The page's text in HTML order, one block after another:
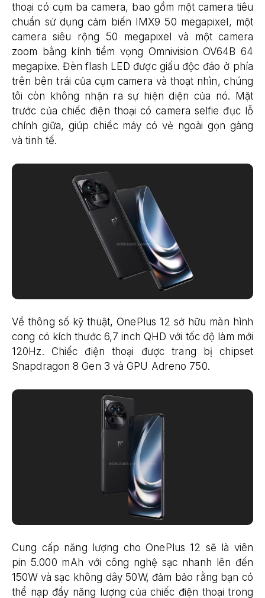
thoại có cụm ba camera, bao gồm một camera tiêu
chuẩn sử dụng cảm biến IMX9 50 megapixel, một
camera siêu rộng 50 megapixel và một camera
zoom bằng kính tiềm vọng Omnivision OV64B 64
megapixe. Đèn flash LED được giấu độc đáo ở phía
trên bên trái của cụm camera và thoạt nhìn, chúng
tôi còn không nhận ra sự hiện diện của nó. Mặt
trước của chiếc điện thoại có camera selfie đục lỗ
chính giữa, giúp chiếc máy có vẻ ngoài gọn gàng
và tinh tế.
Về thông số kỹ thuật, OnePlus 12 sở hữu màn hình
cong có kích thước 6,7 inch QHD với tốc độ làm mới
120Hz. Chiếc điện thoại được trang bị chipset
Snapdragon 8 Gen 3 và GPU Adreno 750.
Cung cấp năng lượng cho OnePlus 12 sẽ là viên
pin 5.000 mAh với công nghệ sạc nhanh lên đến
150W và sạc không dây 50W, đảm bảo rằng bạn có
thể nạp đầy năng lượng của chiếc điện thoại trong